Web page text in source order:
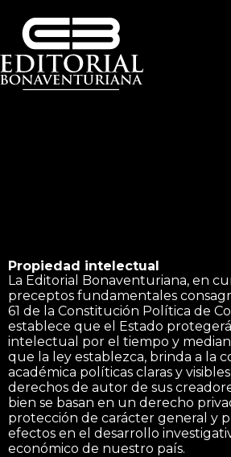
Propiedad intelectual
La Editorial Bonaventuriana, en
preceptos fundamentales
61 de la Constitución Política de
establece que el Estado
intelectual por el tiempo y
que la ley establezca, brinda a la
académica políticas claras y
derechos de autor de sus
bien se basan en un derecho
protección de carácter general y
efectos en el desarrollo
económico de nuestro país.